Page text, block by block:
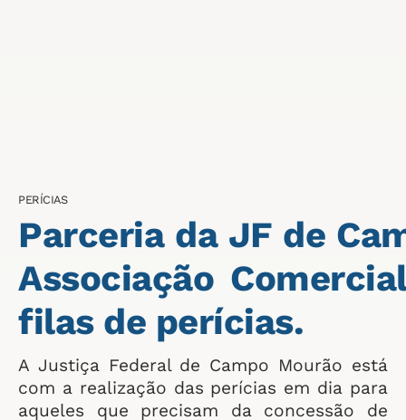
PERÍCIAS
Parceria da JF de
Associação
filas de perícias.
A Justiça Federal de Campo Mourão está
com a realização das perícias em dia para
aqueles que precisam da concessão de